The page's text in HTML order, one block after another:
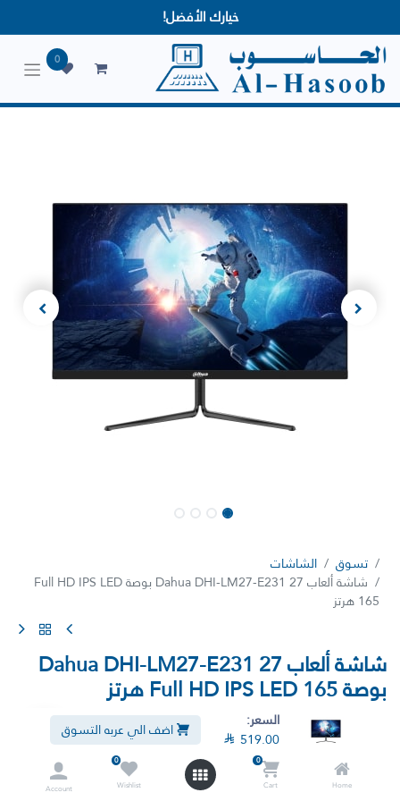
السعر:
 519.00 اضف الي عربه التسوق
Home
0
Cart
0
Wishlist
Account
خيارك الأفضل!
0
تسوق
الشاشات
شاشة ألعاب Dahua DHI-LM27-E231 27 بوصة Full HD IPS LED
165 هرتز
شاشة ألعاب Dahua DHI-LM27-E231 27
بوصة Full HD IPS LED 165 هرتز
شاشة ألعاب Full HD IPS LED 165Hz DHI-LM27-E231 مقاس 27 بوصة
519.00 شامل الضريبة 581.90